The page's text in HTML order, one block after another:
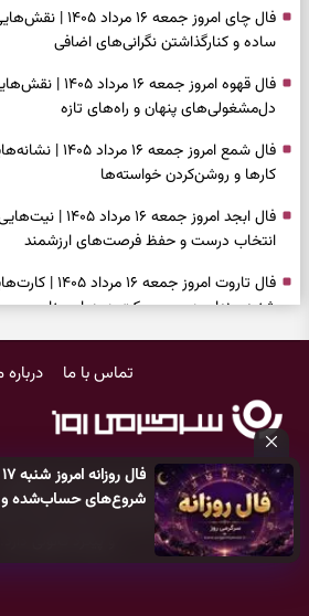
شروع‌های حساب‌شده و
فال چای امروز
ساده و کنارگذاشتن نگرانی‌های اضافی
فال قهوه امروز
دل‌مشغولی‌های پنهان و راه‌های تازه
فال شمع امروز
کارها و روشن‌کردن خواسته‌ها
فال ابجد امروز
انتخاب درست و حفظ فرصت‌های ارزشمند
فال تاروت امروز
شنیدن ندای درون و حرکت در زمان مناسب
دیدن ارزش مسیرهای آرام
وقتی همه راه‌ها بسته شد، این دعای گشایش را
آسان شدن فوری کارهای سخت
فال فرشتگان
نگه‌داشتن چیزهای ارزشمند
تماس با ما درباره
کلیه حقوق مادی و معنوی این سایت متعلق
می‌باشد و هر گونه کپی‌برداری توسط دیگر